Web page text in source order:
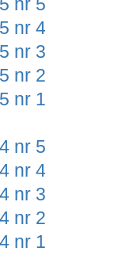
nr 4
nr 3
nr 2
nr 1
nr 5
nr 4
nr 3
nr 2
nr 1